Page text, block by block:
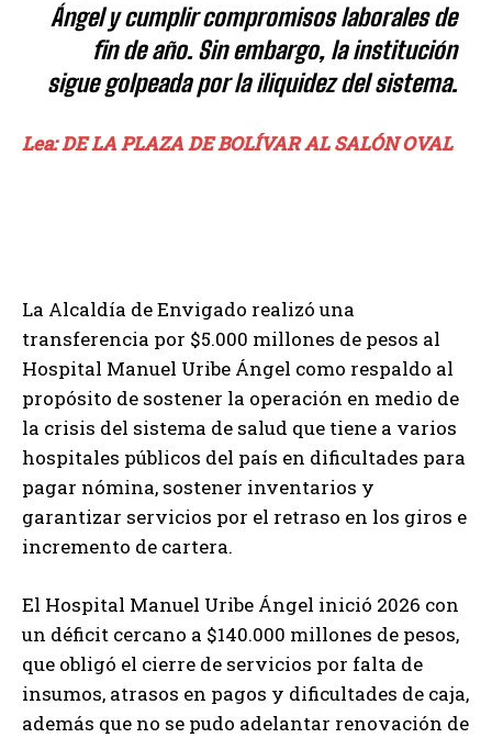
Ángel y cumplir compromisos laborales de
fin de año. Sin embargo, la institución
sigue golpeada por la iliquidez del sistema.
Lea: DE LA PLAZA DE BOLÍVAR AL SALÓN OVAL
La Alcaldía de Envigado realizó una
transferencia por $5.000 millones de pesos al
Hospital Manuel Uribe Ángel como respaldo al
propósito de sostener la operación en medio de
la crisis del sistema de salud que tiene a varios
hospitales públicos del país en dificultades para
pagar nómina, sostener inventarios y
garantizar servicios por el retraso en los giros e
incremento de cartera.
El Hospital Manuel Uribe Ángel inició 2026 con
un déficit cercano a $140.000 millones de pesos,
que obligó el cierre de servicios por falta de
insumos, atrasos en pagos y dificultades de caja,
además que no se pudo adelantar renovación de